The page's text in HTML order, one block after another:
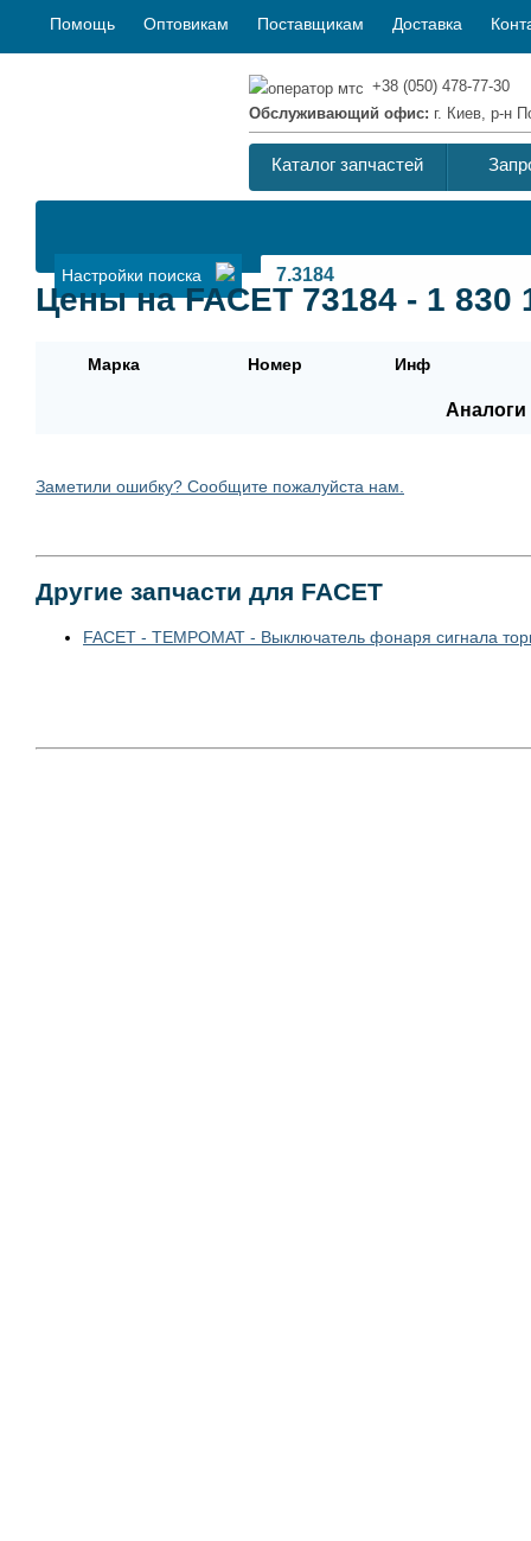
Помощь Оптовикам Поставщикам Доставка
+38 (050) 478-77-30
Обслуживающий офис: г. Киев, р-н
Каталог запчастей
Настройки поиска
Цены на FACET 73184 - 1
Марка Номер Инф
Аналоги
Заметили ошибку? Сообщите пожалуйста нам.
Другие запчасти для FACET
FACET - TEMPOMAT - Выключатель фонаря сигнала